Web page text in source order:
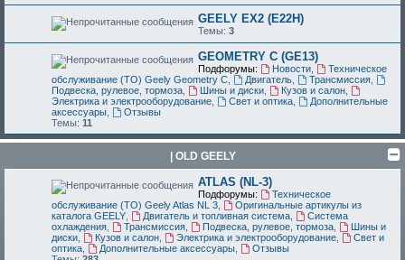
GEELY EX2 (E22H)
Темы: 3
GEOMETRY C (GE13)
Подфорумы: Новости,
Техническое
обслуживание (ТО) Geely Geometry C
Двигатель, Трансмиссия,
Подвеска, рулевое, тормоза
Шины и диски, Кузов и салон,
Электрика и электрооборудование
Свет и оптика,
Дополнительные
аксессуары
Отзывы
Темы: 11
| OLD GEELY
ATLAS (NL-3)
Подфорумы:
Техническое
обслуживание (ТО) Geely Atlas NL 3
Оригинальные артикулы из
каталога GEELY
Двигатель и топливная система,
Система
охлаждения
Трансмиссия, Подвеска, рулевое, тормоза,
Шины и
диски
Кузов и салон, Электрика и электрооборудование,
Свет и
оптика
Дополнительные аксессуары,
Отзывы